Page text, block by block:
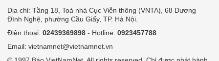
Địa chỉ: Tầng 18, Toà nhà Cục Viễn thông (VNTA), 68 Dương
Đình Nghệ, phường Cầu Giấy, TP. Hà Nội.
Điện thoại: 02439369898 - Hotline: 0923457788
Email: vietnamnet@vietnamnet.vn